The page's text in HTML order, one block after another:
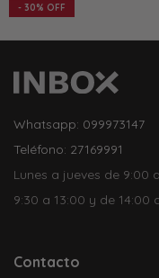
30
Whatsapp: 099973147
Teléfono: 27169991
Lunes a jueves de 9:00
9:30 a 13:00 y de 14:00
Contacto